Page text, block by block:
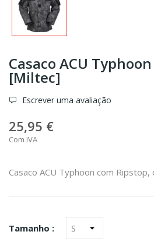
Casaco ACU
[Miltec]
Escrever uma avaliação
25,95 €
Com IVA
Casaco ACU Typhoon com
Tamanho :